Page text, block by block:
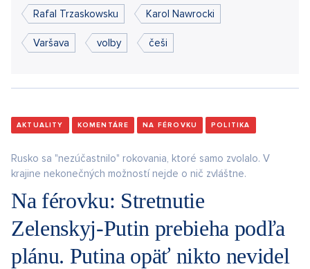
Rafal Trzaskowsku Karol Nawrocki
Varšava volby češi
AKTUALITY KOMENTÁRE NA FÉROVKU POLITIKA
Rusko sa "nezúčastnilo" rokovania, ktoré samo zvolalo. V
krajine nekonečných možností nejde o nič zvláštne.
Na férovku: Stretnutie
Zelenskyj-Putin prebieha podľa
plánu. Putina opäť nikto nevidel